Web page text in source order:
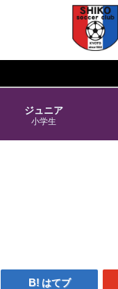
ジュニア
小学生
はてブ